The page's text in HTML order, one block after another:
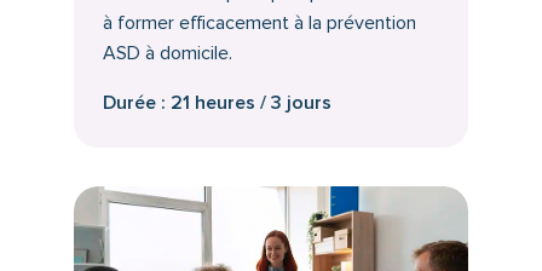
à former efficacement à la prévention
ASD à domicile.
Durée : 21 heures / 3 jours